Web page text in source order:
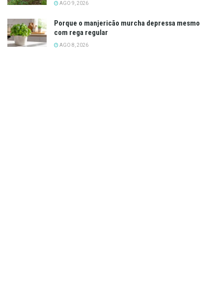
AGO 9, 2026
Porque o manjericão murcha depressa mesmo
com rega regular
AGO 8, 2026